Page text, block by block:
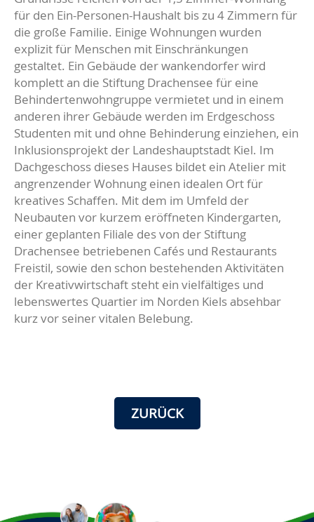
für den Ein-Personen-Haushalt bis zu 4 Zimmern für
die große Familie. Einige Wohnungen wurden
explizit für Menschen mit Einschränkungen
gestaltet. Ein Gebäude der wankendorfer wird
komplett an die Stiftung Drachensee für eine
Behindertenwohngruppe vermietet und in einem
anderen ihrer Gebäude werden im Erdgeschoss
Studenten mit und ohne Behinderung einziehen, ein
Inklusionsprojekt der Landeshauptstadt Kiel. Im
Dachgeschoss dieses Hauses bildet ein Atelier mit
angrenzender Wohnung einen idealen Ort für
kreatives Schaffen. Mit dem im Umfeld der
Neubauten vor kurzem eröffneten Kindergarten,
einer geplanten Filiale des von der Stiftung
Drachensee betriebenen Cafés und Restaurants
Freistil, sowie den schon bestehenden Aktivitäten
der Kreativwirtschaft steht ein vielfältiges und
lebenswertes Quartier im Norden Kiels absehbar
kurz vor seiner vitalen Belebung.
ZURÜCK